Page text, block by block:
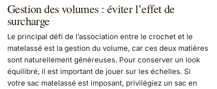
Gestion des volumes : éviter l’effet de
surcharge
Le principal défi de l’association entre le crochet et le
matelassé est la gestion du volume, car ces deux matières
sont naturellement généreuses. Pour conserver un look
équilibré, il est important de jouer sur les échelles. Si
votre sac matelassé est imposant, privilégiez un sac en